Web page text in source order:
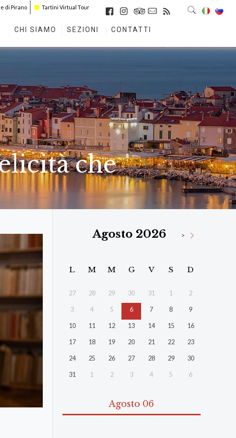
di Pirano Tartini Virtual Tour
CHI SIAMO SEZIONI CONTATTI
che
Agosto 2026 >
L M M G V S D
27 28 29 30 31 1 2
3 4 5 6 7 8 9
10 11 12 13 14 15 16
17 18 19 20 21 22 23
24 25 26 27 28 29 30
31 1 2 3 4 5 6
Agosto 06